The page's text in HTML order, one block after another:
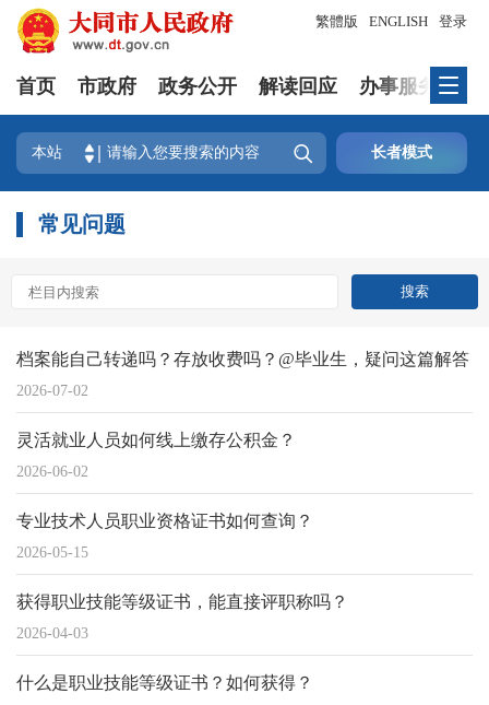
登录
繁體版 ENGLISH
首页 市政府 政务公开 解读回应 办事服务
本站  长者模式
常见问题
档案能自己转递吗？存放收费吗？@毕业生，疑问这篇解答
2026-07-02
灵活就业人员如何线上缴存公积金？
2026-06-02
专业技术人员职业资格证书如何查询？
2026-05-15
获得职业技能等级证书，能直接评职称吗？
2026-04-03
什么是职业技能等级证书？如何获得？